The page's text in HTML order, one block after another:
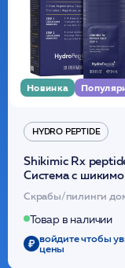
Новинка
HYDRO PEPTIDE
Shikimic Rx
Cистема с
кислотой
(30шт) /HP
Скрабы/пилинги
Товар в наличии
войдите чтобы
цены